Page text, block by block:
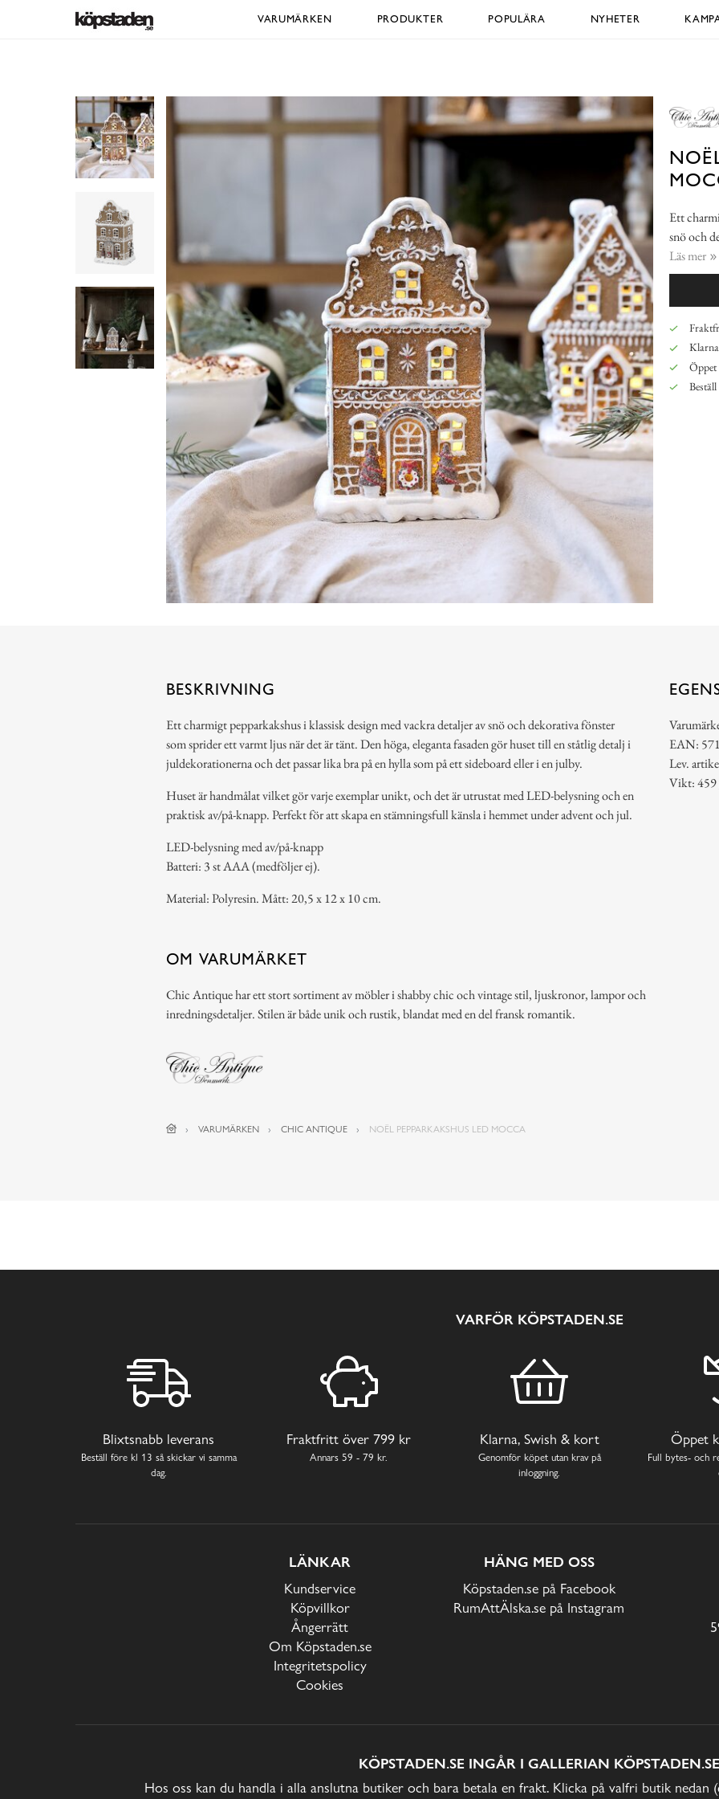
VARUMÄRKEN PRODUKTER POPULÄRA NYHETER
Ett
snö och
Läs mer
Öppet
BESKRIVNING
Ett charmigt pepparkakshus i klassisk design med vackra detaljer av snö och dekorativa fönster
som sprider ett varmt ljus när det är tänt. Den höga, eleganta fasaden gör huset till en ståtlig detalj i
juldekorationerna och det passar lika bra på en hylla som på ett sideboard eller i en julby.
Huset är handmålat vilket gör varje exemplar unikt, och det är utrustat med LED-belysning och en
praktisk av/på-knapp. Perfekt för att skapa en stämningsfull känsla i hemmet under advent och jul.
LED-belysning med av/på-knapp
Batteri: 3 st AAA (medföljer ej).
Material: Polyresin. Mått: 20,5 x 12 x 10 cm.
EAN:
Lev.
Vikt: 459
OM VARUMÄRKET
Chic Antique har ett stort sortiment av möbler i shabby chic och vintage stil, ljuskronor, lampor och
inredningsdetaljer. Stilen är både unik och rustik, blandat med en del fransk romantik.
VARUMÄRKEN CHIC ANTIQUE NOËL PEPPARKAKSHUS LED MOCCA
VARFÖR KÖPSTADEN.SE
Blixtsnabb leverans
Beställ före kl 13 så skickar vi samma
dag.
Fraktfritt över 799 kr
Annars 59 - 79 kr.
Klarna, Swish & kort
Genomför köpet utan krav på
inloggning.
Öppet
Full bytes- och
LÄNKAR
Kundservice
Köpvillkor
Ångerrätt
Om Köpstaden.se
Integritetspolicy
Cookies
HÄNG MED OSS
Köpstaden.se på Facebook
RumAttÄlska.se på Instagram
KÖPSTADEN.SE INGÅR I GALLERIAN KÖPSTADEN.SE
Hos oss kan du handla i alla anslutna butiker och bara betala en frakt. Klicka på valfri butik